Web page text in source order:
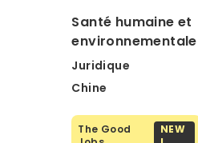
Santé humaine et
environnementale
Juridique
Chine
The Good
NEW